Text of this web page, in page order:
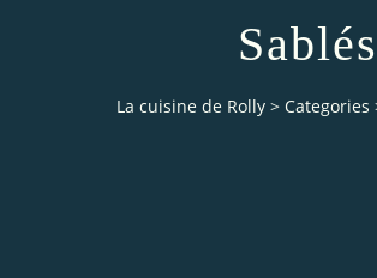
La cuisine de Rolly > Categories